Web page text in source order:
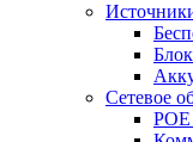
Сетевое